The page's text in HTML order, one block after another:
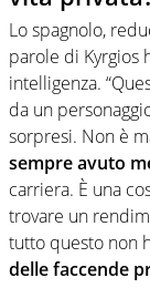
Lo spagnolo,
parole di Kyrgios
intelligenza.
da un
sorpresi. Non è
sempre avuto
carriera. È una
trovare un
tutto questo non
delle faccende